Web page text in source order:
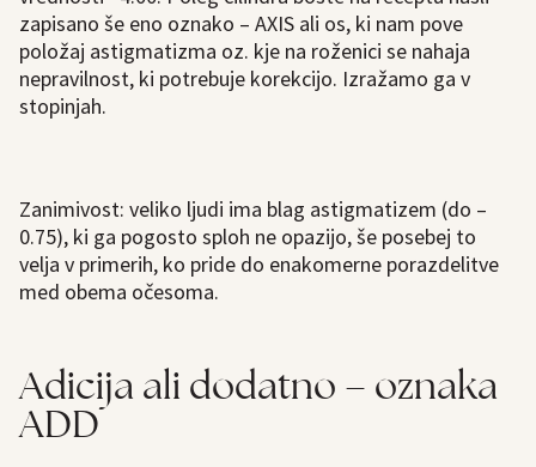
zapisano še eno oznako – AXIS ali os, ki nam pove
položaj astigmatizma oz. kje na roženici se nahaja
nepravilnost, ki potrebuje korekcijo. Izražamo ga v
stopinjah.
Zanimivost: veliko ljudi ima blag astigmatizem (do –
0.75), ki ga pogosto sploh ne opazijo, še posebej to
velja v primerih, ko pride do enakomerne porazdelitve
med obema očesoma.
Adicija ali dodatno – oznaka
ADD